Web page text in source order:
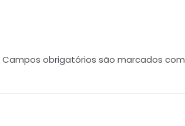
Campos obrigatórios são marcados com